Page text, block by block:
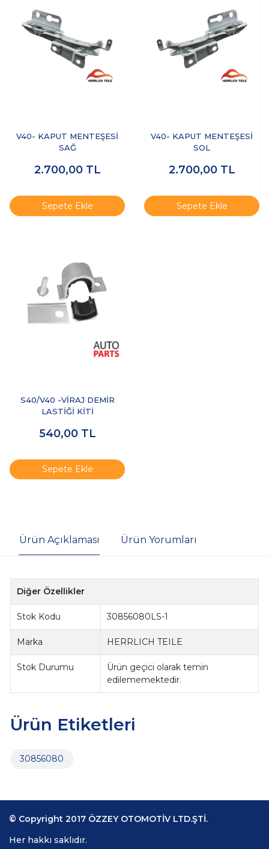
V40- KAPUT MENTEŞESİ
SAĞ
2.700,00 TL
Sepete Ekle
V40- KAPUT MENTEŞESİ
SOL
2.700,00 TL
Sepete Ekle
S40/V40 -VİRAJ DEMİR
LASTİĞİ KİTİ
540,00 TL
Sepete Ekle
Ürün Açıklaması Ürün Yorumları
Diğer Özellikler
Stok Kodu 30856080LS-1
Marka HERRLICH TEILE
Stok Durumu
Ürün geçici olarak temin
edilememektedir.
Ürün Etiketleri
30856080
© Copyright 2017 ÖZZEY OTOMOTİV LTD.ŞTİ.
Her hakkı saklıdır.